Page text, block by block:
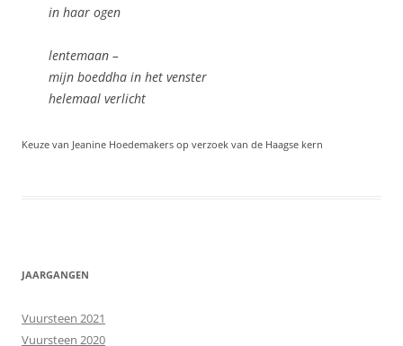
in haar ogen
lentemaan –
mijn boeddha in het venster
helemaal verlicht
Keuze van Jeanine Hoedemakers op verzoek van de Haagse kern
JAARGANGEN
Vuursteen 2021
Vuursteen 2020